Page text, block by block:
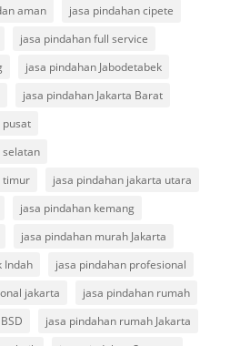
aman
jasa pindahan cipete
jasa pindahan full service
jasa pindahan Jabodetabek
jasa pindahan Jakarta Barat
pusat
selatan
timur
jasa pindahan jakarta utara
jasa pindahan kemang
jasa pindahan murah Jakarta
Indah
jasa pindahan profesional
jakarta
jasa pindahan rumah
jasa pindahan rumah Jakarta